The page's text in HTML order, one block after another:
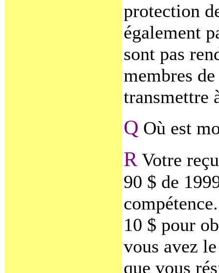
protection
également
sont pas
membres
transmettre
Q Où est
R Votre
90 $ de
10 $ pour
vous avez
que vous